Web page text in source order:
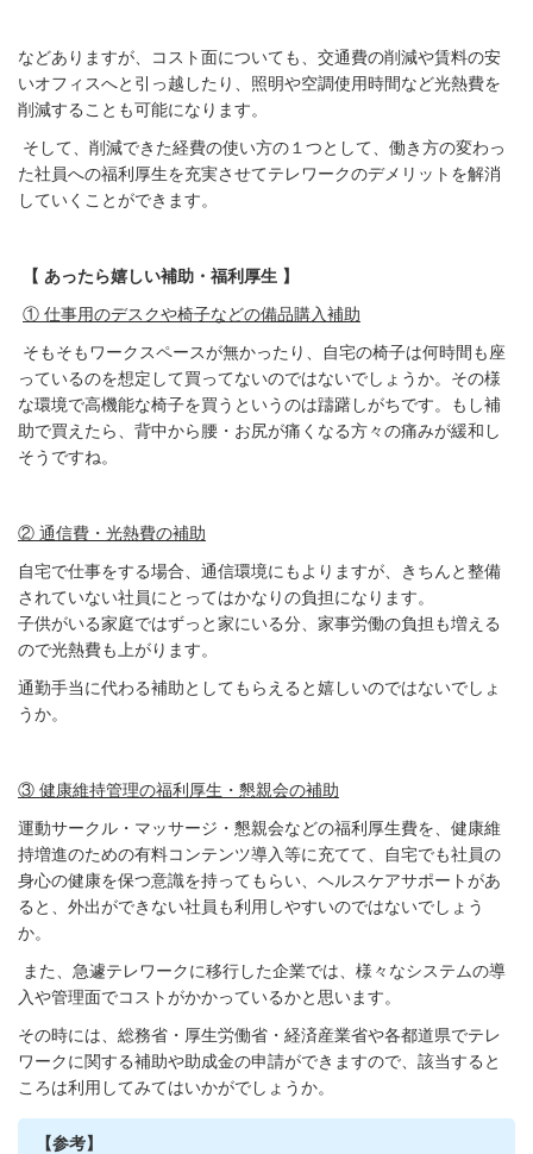
などありますが、コスト面についても、交通費の削減や賃料の安
いオフィスへと引っ越したり、照明や空調使用時間など光熱費を
削減することも可能になります。
そして、削減できた経費の使い方の１つとして、働き方の変わっ
た社員への福利厚生を充実させてテレワークのデメリットを解消
していくことができます。
【 あったら嬉しい補助・福利厚生 】
① 仕事用のデスクや椅子などの備品購入補助
そもそもワークスペースが無かったり、自宅の椅子は何時間も座
っているのを想定して買ってないのではないでしょうか。その様
な環境で高機能な椅子を買うというのは躊躇しがちです。もし補
助で買えたら、背中から腰・お尻が痛くなる方々の痛みが緩和し
そうですね。
② 通信費・光熱費の補助
自宅で仕事をする場合、通信環境にもよりますが、きちんと整備
されていない社員にとってはかなりの負担になります。
子供がいる家庭ではずっと家にいる分、家事労働の負担も増える
ので光熱費も上がります。
通勤手当に代わる補助としてもらえると嬉しいのではないでしょ
うか。
③ 健康維持管理の福利厚生・懇親会の補助
運動サークル・マッサージ・懇親会などの福利厚生費を、健康維
持増進のための有料コンテンツ導入等に充てて、自宅でも社員の
身心の健康を保つ意識を持ってもらい、ヘルスケアサポートがあ
ると、外出ができない社員も利用しやすいのではないでしょう
か。
また、急遽テレワークに移行した企業では、様々なシステムの導
入や管理面でコストがかかっているかと思います。
その時には、総務省・厚生労働省・経済産業省や各都道県でテレ
ワークに関する補助や助成金の申請ができますので、該当すると
ころは利用してみてはいかがでしょうか。
【参考】